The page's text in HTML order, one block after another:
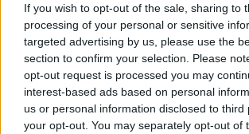
If you wish to opt-out of the sale, sharing to
processing of your personal or sensitive
targeted advertising by us, please use the
section to confirm your selection. Please
opt-out request is processed you may
interest-based ads based on personal
us or personal information disclosed to third
your opt-out. You may separately opt-out of
dels terrenys de
temperatures
7 d'agost de 2026
Amposta recupera les
i culmina un projecte
vincula patrimoni,
gastronomia